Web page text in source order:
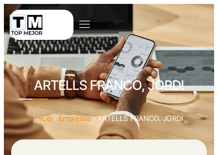
ARTELLS FRANCO, JORDI
Inicio -Empresas-ARTELLS FRANCO, JORDI